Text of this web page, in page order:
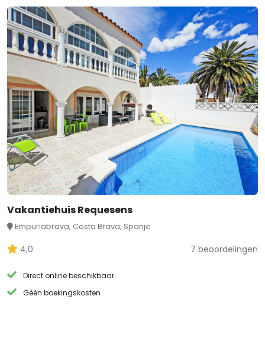
Vakantiehuis Requesens
Empuriabrava, Costa Brava, Spanje
4,0 7 beoordelingen
Direct online beschikbaar
Géén boekingskosten